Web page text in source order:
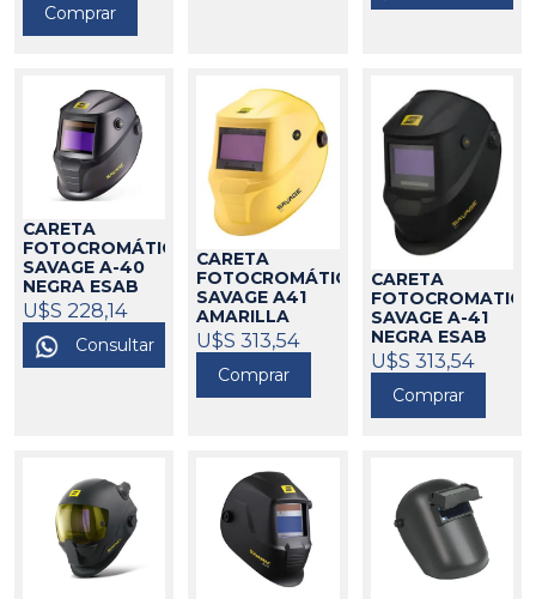
Comprar
CARETA
FOTOCROMÁTICA
SAVAGE A-40
NEGRA ESAB
610033
U$S 228,14
Consultar
CARETA
FOTOCROMÁTICA
SAVAGE A41
AMARILLA
ESAB610068
U$S 313,54
Comprar
CARETA
FOTOCROMATICA
SAVAGE A-41
NEGRA ESAB
610062
U$S 313,54
Comprar